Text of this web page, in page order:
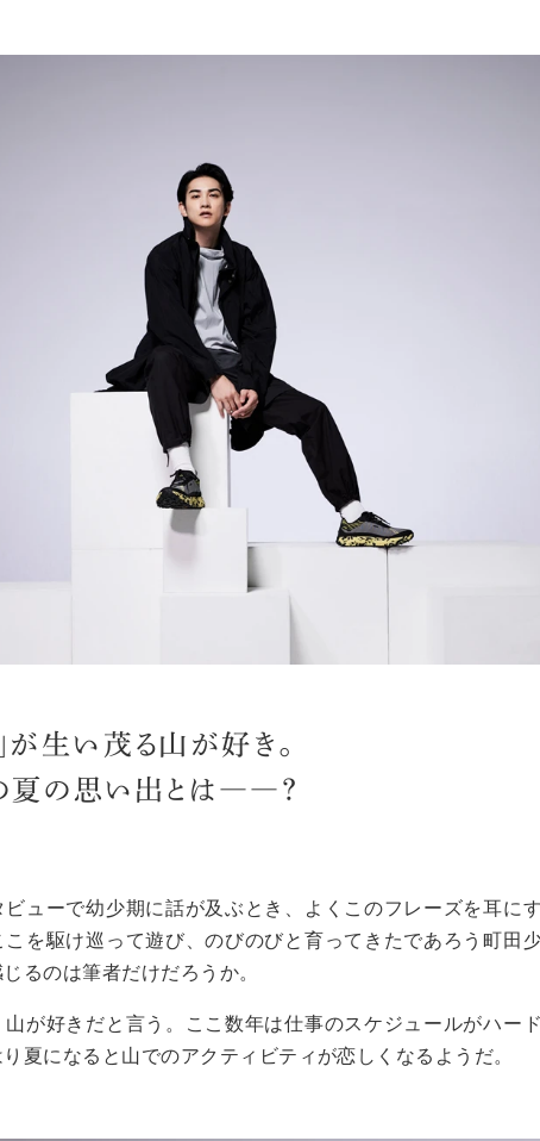
が生い茂る山が好き。
夏の思い出とは――？
ューで幼少期に話が及ぶとき、よくこのフレーズを耳に
を駆け巡って遊び、のびのびと育ってきたであろう町田
るのは筆者だけだろうか。
が好きだと言う。ここ数年は仕事のスケジュールがハー
夏になると山でのアクティビティが恋しくなるようだ。